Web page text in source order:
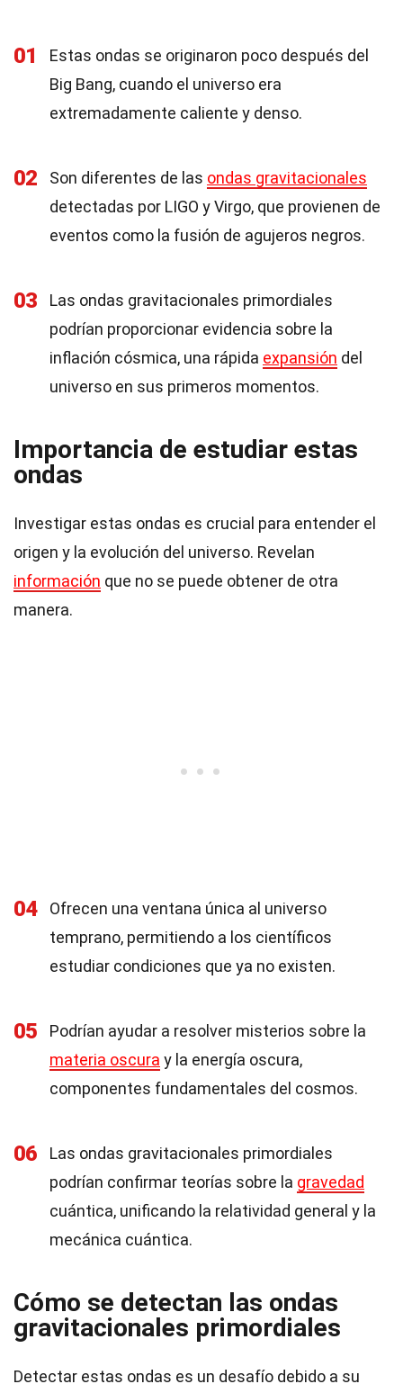
01
Estas ondas se originaron poco después del
Big Bang, cuando el universo era
extremadamente caliente y denso.
02 Son diferentes de las ondas gravitacionales
detectadas por LIGO y Virgo, que provienen de
eventos como la fusión de agujeros negros.
03
Las ondas gravitacionales primordiales
podrían proporcionar evidencia sobre la
inflación cósmica, una rápida expansión del
universo en sus primeros momentos.
Importancia de estudiar estas
ondas
Investigar estas ondas es crucial para entender el
origen y la evolución del universo. Revelan
información que no se puede obtener de otra
manera.
04
Ofrecen una ventana única al universo
temprano, permitiendo a los científicos
estudiar condiciones que ya no existen.
05
Podrían ayudar a resolver misterios sobre la
materia oscura y la energía oscura,
componentes fundamentales del cosmos.
06
Las ondas gravitacionales primordiales
podrían confirmar teorías sobre la gravedad
cuántica, unificando la relatividad general y la
mecánica cuántica.
Cómo se detectan las ondas
gravitacionales primordiales
Detectar estas ondas es un desafío debido a su